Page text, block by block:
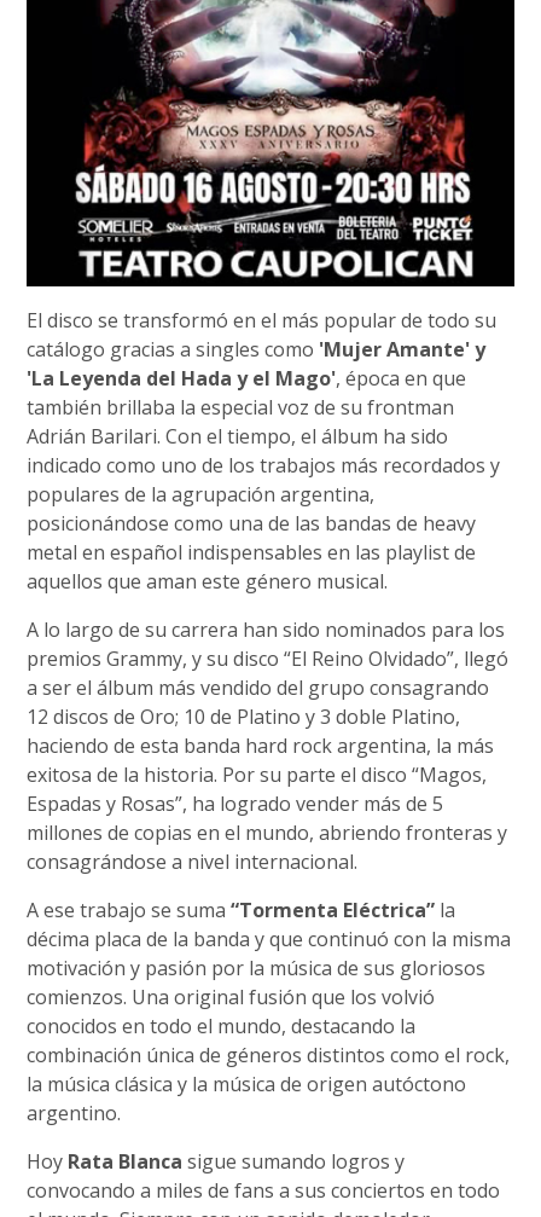
El disco se transformó en el más popular de todo su
catálogo gracias a singles como 'Mujer Amante' y
'La Leyenda del Hada y el Mago', época en que
también brillaba la especial voz de su frontman
Adrián Barilari. Con el tiempo, el álbum ha sido
indicado como uno de los trabajos más recordados y
populares de la agrupación argentina,
posicionándose como una de las bandas de heavy
metal en español indispensables en las playlist de
aquellos que aman este género musical.
A lo largo de su carrera han sido nominados para los
premios Grammy, y su disco “El Reino Olvidado”, llegó
a ser el álbum más vendido del grupo consagrando
12 discos de Oro; 10 de Platino y 3 doble Platino,
haciendo de esta banda hard rock argentina, la más
exitosa de la historia. Por su parte el disco “Magos,
Espadas y Rosas”, ha logrado vender más de 5
millones de copias en el mundo, abriendo fronteras y
consagrándose a nivel internacional.
A ese trabajo se suma“Tormenta Eléctrica” la
décima placa de la banda y que continuó con la misma
motivación y pasión por la música de sus gloriosos
comienzos. Una original fusión que los volvió
conocidos en todo el mundo, destacando la
combinación única de géneros distintos como el rock,
la música clásica y la música de origen autóctono
argentino.
Hoy Rata Blanca sigue sumando logros y
convocando a miles de fans a sus conciertos en todo